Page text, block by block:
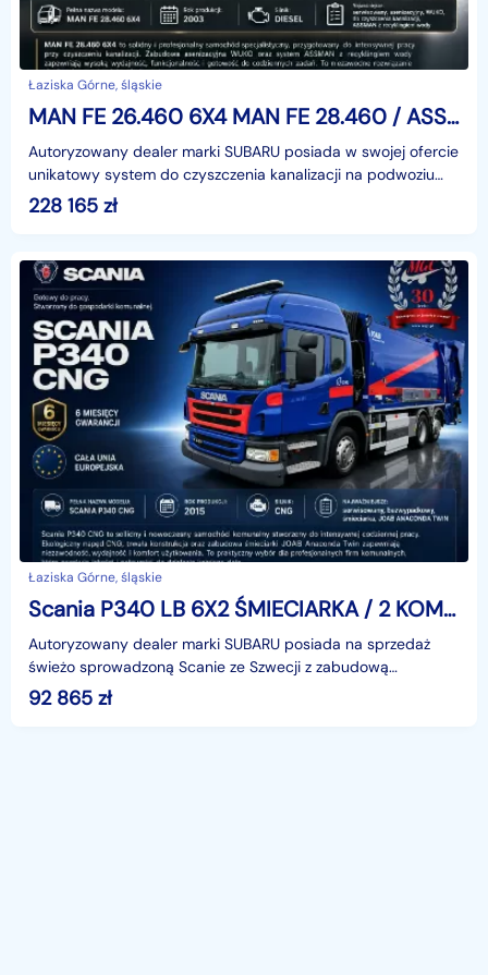
Łaziska Górne, śląskie
MAN FE 26.460 6X4 MAN FE 28.460 / ASSMANN TYP 229 WUKO ODZYSK WODY
Autoryzowany dealer marki SUBARU posiada w swojej ofercie
unikatowy system do czyszczenia kanalizacji na podwoziu
MAN FE 28.460 z napędem 6X4. Zabudowa najlepsz
228 165 zł
Łaziska Górne, śląskie
Scania P340 LB 6X2 ŚMIECIARKA / 2 KOMORY / JOAB ANACONDA TWIN / CNG / 1 WŁ
Autoryzowany dealer marki SUBARU posiada na sprzedaż
świeżo sprowadzoną Scanie ze Szwecji z zabudową
ŚMIECIARKI marki JOAB ANACONDA z dwoma komorami
ładowanymi
92 865 zł